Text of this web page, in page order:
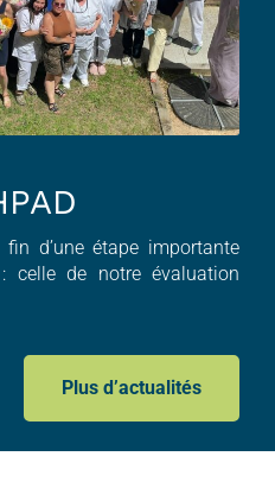
d’une étape importante
celle de notre évaluation
Plus d’actualités